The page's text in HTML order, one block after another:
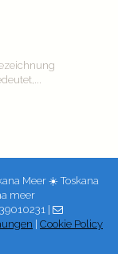
Meer ☀️ Toskana
meer
|
Cookie Policy